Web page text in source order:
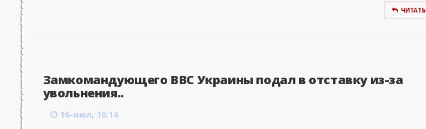
ЧИТАТЬ
Замкомандующего ВВС Украины подал в отставку из-за
увольнения..
16-июл, 10:14